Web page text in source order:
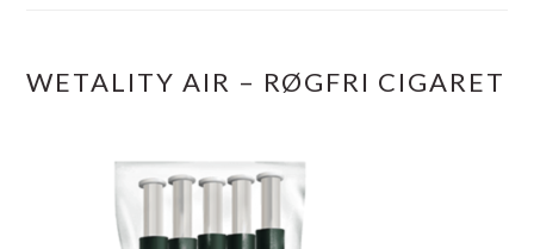
WETALITY AIR – RØGFRI CIGARET